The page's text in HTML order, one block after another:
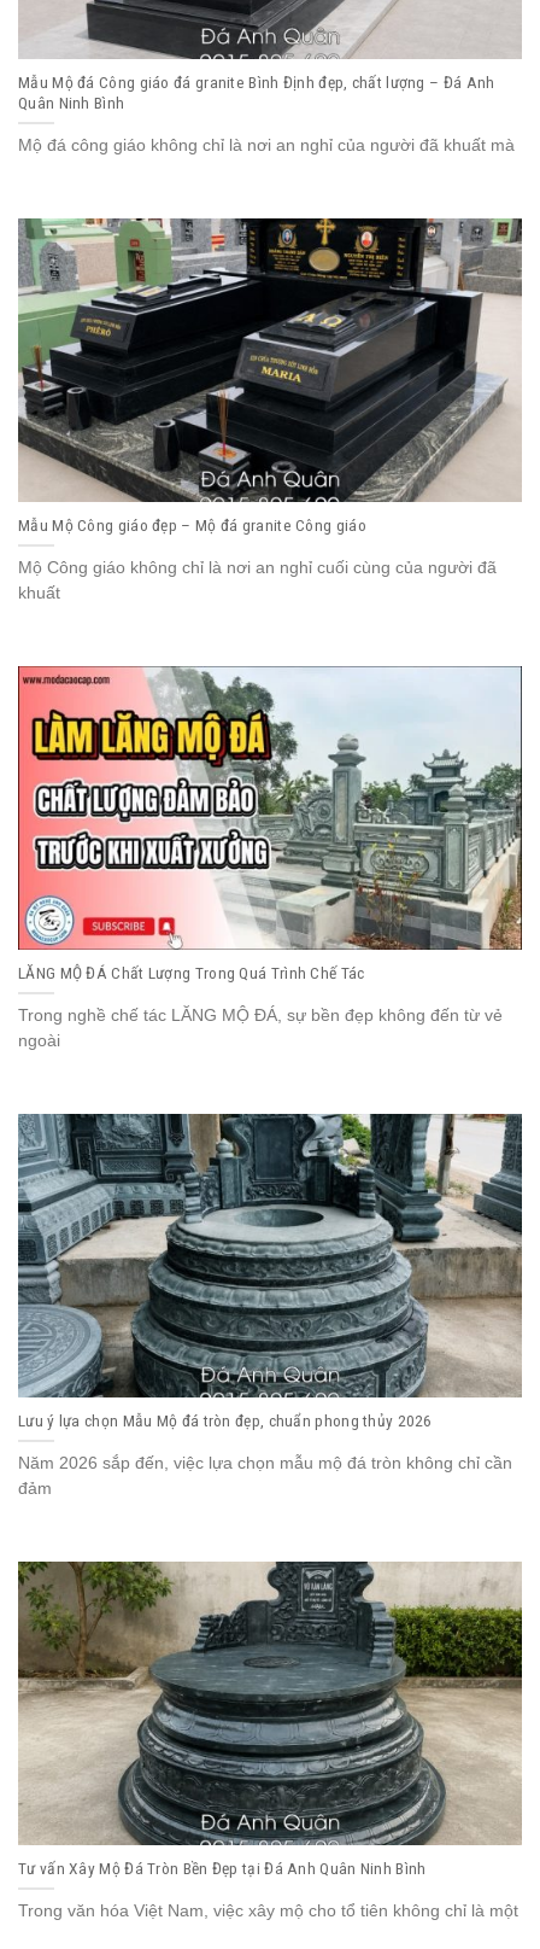
Mẫu Mộ đá Công giáo đá granite Bình Định đẹp, chất lượng – Đá Anh
Quân Ninh Bình
Mộ đá công giáo không chỉ là nơi an nghỉ của người đã khuất mà
Mẫu Mộ Công giáo đẹp – Mộ đá granite Công giáo
Mộ Công giáo không chỉ là nơi an nghỉ cuối cùng của người đã
khuất
LĂNG MỘ ĐÁ Chất Lượng Trong Quá Trình Chế Tác
Trong nghề chế tác LĂNG MỘ ĐÁ, sự bền đẹp không đến từ vẻ
ngoài
Lưu ý lựa chọn Mẫu Mộ đá tròn đẹp, chuẩn phong thủy 2026
Năm 2026 sắp đến, việc lựa chọn mẫu mộ đá tròn không chỉ cần
đảm
Tư vấn Xây Mộ Đá Tròn Bền Đẹp tại Đá Anh Quân Ninh Bình
Trong văn hóa Việt Nam, việc xây mộ cho tổ tiên không chỉ là một